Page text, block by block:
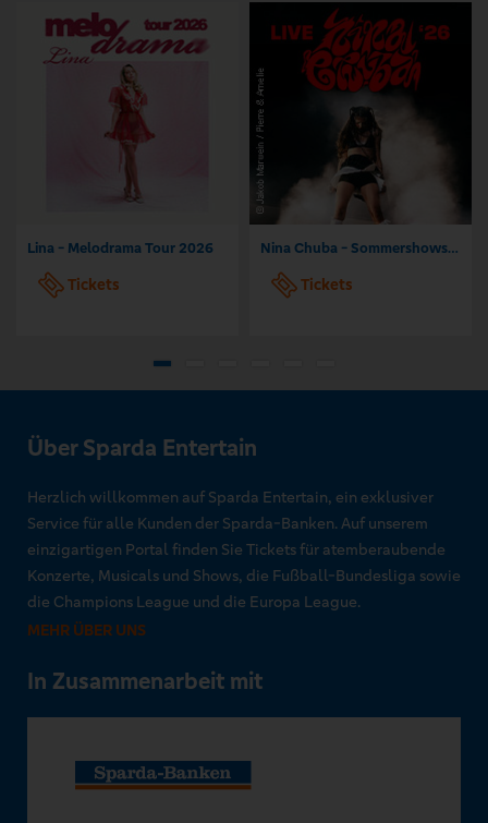
Lina - Melodrama Tour 2026
Tickets
Nina Chuba - Sommershows 2026
Tickets
Über Sparda Entertain
Herzlich willkommen auf Sparda Entertain, ein exklusiver
Service für alle Kunden der Sparda-Banken. Auf unserem
einzigartigen Portal finden Sie Tickets für atemberaubende
Konzerte, Musicals und Shows, die Fußball-Bundesliga sowie
die Champions League und die Europa League.
MEHR ÜBER UNS
In Zusammenarbeit mit